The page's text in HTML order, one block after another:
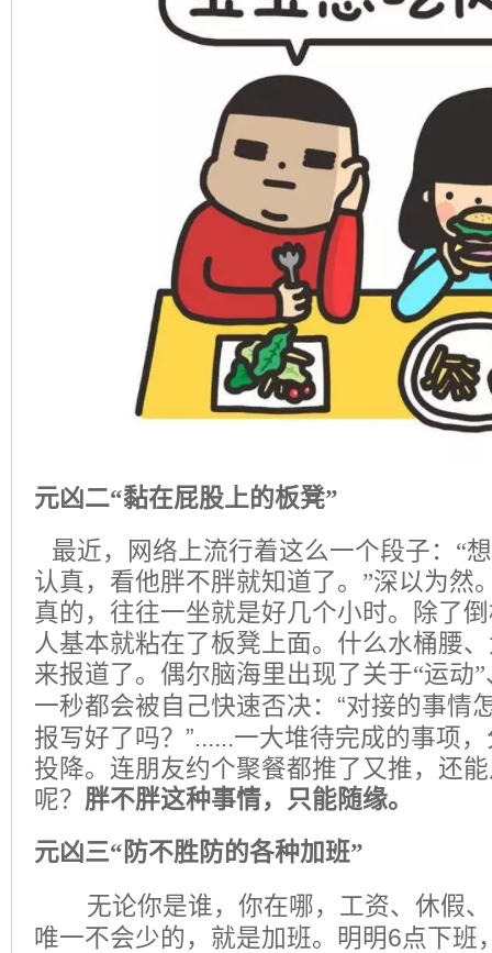
元凶二“黏在屁股上的板凳”
最近，网络上流行着这么一个段子：“
认真，看他胖不胖就知道了。”深以为然
真的，往往一坐就是好几个小时。除了
人基本就粘在了板凳上面。什么水桶腰
来报道了。偶尔脑海里出现了关于“运动
一秒都会被自己快速否决： “对接的事情
报写好了吗？ ”......一大堆待完成的事项
投降。连朋友约个聚餐都推了又推，还
呢？ 胖不胖这种事情，只能随缘。
元凶三“防不胜防的各种加班”
无论你是谁，你在哪，工资、休假
唯一不会少的，就是加班。明明6点下班